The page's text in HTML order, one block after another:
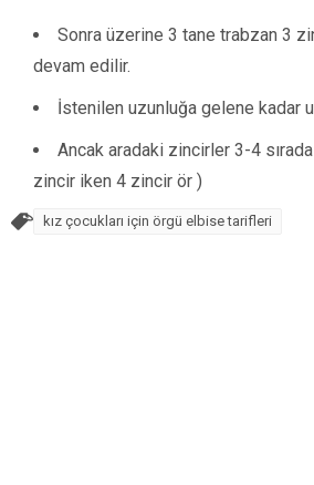
Sonra üzerine 3 tane trabzan 3
devam edilir.
İstenilen uzunluğa gelene kadar
Ancak aradaki zincirler 3-4 sırada
zincir iken 4 zincir ör )
kız çocukları için örgü elbise tarifleri